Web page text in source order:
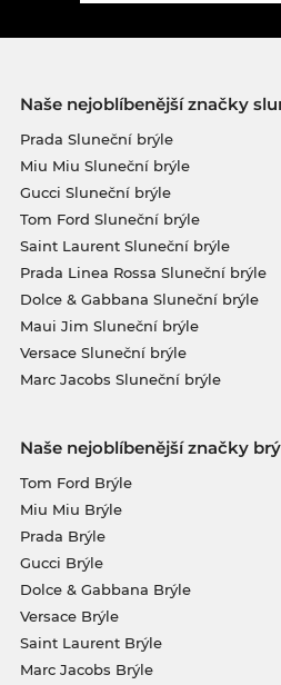
Naše nejoblíbenější značky
Prada Sluneční brýle
Miu Miu Sluneční brýle
Gucci Sluneční brýle
Tom Ford Sluneční brýle
Saint Laurent Sluneční brýle
Prada Linea Rossa Sluneční brýle
Dolce & Gabbana Sluneční brýle
Maui Jim Sluneční brýle
Versace Sluneční brýle
Marc Jacobs Sluneční brýle
Naše nejoblíbenější značky
Tom Ford Brýle
Miu Miu Brýle
Prada Brýle
Gucci Brýle
Dolce & Gabbana Brýle
Versace Brýle
Saint Laurent Brýle
Marc Jacobs Brýle